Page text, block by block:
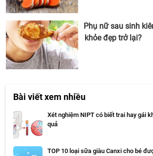
Phụ nữ sau sinh
khỏe đẹp trở lại?
Bài viết xem nhiều
Xét nghiệm NIPT có biết trai hay gái
quả
TOP 10 loại sữa giàu Canxi cho bé